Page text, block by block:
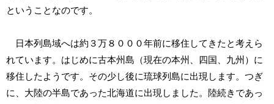
ということなのです。
日本列島域へは約３万８０００年前に移住してきたと考えら
れています。はじめに古本州島（現在の本州、四国、九州）に
移住したようです。その少し後に琉球列島に出現します。つぎ
に、大陸の半島であった北海道に出現しました。陸続きであっ